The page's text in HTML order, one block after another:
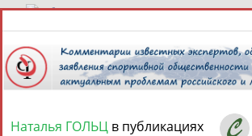
8 августа
Наталья ГОЛЬЦ в публикациях